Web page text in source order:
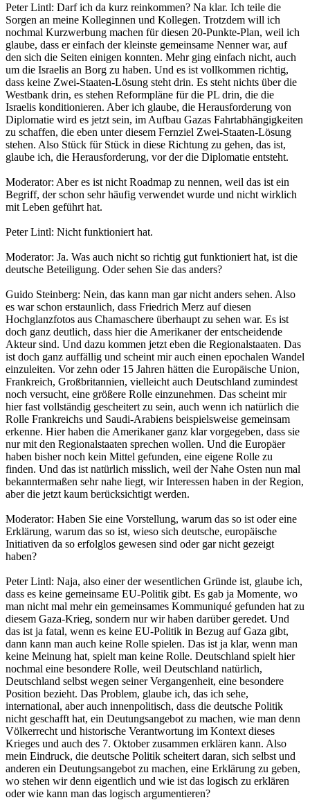
Peter Lintl: Darf ich da kurz reinkommen? Na klar. Ich teile die
Sorgen an meine Kolleginnen und Kollegen. Trotzdem will ich
nochmal Kurzwerbung machen für diesen 20-Punkte-Plan, weil ich
glaube, dass er einfach der kleinste gemeinsame Nenner war, auf
den sich die Seiten einigen konnten. Mehr ging einfach nicht, auch
um die Israelis an Borg zu haben. Und es ist vollkommen richtig,
dass keine Zwei-Staaten-Lösung steht drin. Es steht nichts über die
Westbank drin, es stehen Reformpläne für die PL drin, die die
Israelis konditionieren. Aber ich glaube, die Herausforderung von
Diplomatie wird es jetzt sein, im Aufbau Gazas Fahrtabhängigkeiten
zu schaffen, die eben unter diesem Fernziel Zwei-Staaten-Lösung
stehen. Also Stück für Stück in diese Richtung zu gehen, das ist,
glaube ich, die Herausforderung, vor der die Diplomatie entsteht.
Moderator: Aber es ist nicht Roadmap zu nennen, weil das ist ein
Begriff, der schon sehr häufig verwendet wurde und nicht wirklich
mit Leben geführt hat.
Peter Lintl: Nicht funktioniert hat.
Moderator: Ja. Was auch nicht so richtig gut funktioniert hat, ist die
deutsche Beteiligung. Oder sehen Sie das anders?
Guido Steinberg: Nein, das kann man gar nicht anders sehen. Also
es war schon erstaunlich, dass Friedrich Merz auf diesen
Hochglanzfotos aus Chamaschere überhaupt zu sehen war. Es ist
doch ganz deutlich, dass hier die Amerikaner der entscheidende
Akteur sind. Und dazu kommen jetzt eben die Regionalstaaten. Das
ist doch ganz auffällig und scheint mir auch einen epochalen Wandel
einzuleiten. Vor zehn oder 15 Jahren hätten die Europäische Union,
Frankreich, Großbritannien, vielleicht auch Deutschland zumindest
noch versucht, eine größere Rolle einzunehmen. Das scheint mir
hier fast vollständig gescheitert zu sein, auch wenn ich natürlich die
Rolle Frankreichs und Saudi-Arabiens beispielsweise gemeinsam
erkenne. Hier haben die Amerikaner ganz klar vorgegeben, dass sie
nur mit den Regionalstaaten sprechen wollen. Und die Europäer
haben bisher noch kein Mittel gefunden, eine eigene Rolle zu
finden. Und das ist natürlich misslich, weil der Nahe Osten nun mal
bekanntermaßen sehr nahe liegt, wir Interessen haben in der Region,
aber die jetzt kaum berücksichtigt werden.
Moderator: Haben Sie eine Vorstellung, warum das so ist oder eine
Erklärung, warum das so ist, wieso sich deutsche, europäische
Initiativen da so erfolglos gewesen sind oder gar nicht gezeigt
haben?
Peter Lintl: Naja, also einer der wesentlichen Gründe ist, glaube ich,
dass es keine gemeinsame EU-Politik gibt. Es gab ja Momente, wo
man nicht mal mehr ein gemeinsames Kommuniqué gefunden hat zu
diesem Gaza-Krieg, sondern nur wir haben darüber geredet. Und
das ist ja fatal, wenn es keine EU-Politik in Bezug auf Gaza gibt,
dann kann man auch keine Rolle spielen. Das ist ja klar, wenn man
keine Meinung hat, spielt man keine Rolle. Deutschland spielt hier
nochmal eine besondere Rolle, weil Deutschland natürlich,
Deutschland selbst wegen seiner Vergangenheit, eine besondere
Position bezieht. Das Problem, glaube ich, das ich sehe,
international, aber auch innenpolitisch, dass die deutsche Politik
nicht geschafft hat, ein Deutungsangebot zu machen, wie man denn
Völkerrecht und historische Verantwortung im Kontext dieses
Krieges und auch des 7. Oktober zusammen erklären kann. Also
mein Eindruck, die deutsche Politik scheitert daran, sich selbst und
anderen ein Deutungsangebot zu machen, eine Erklärung zu geben,
wo stehen wir denn eigentlich und wie ist das logisch zu erklären
oder wie kann man das logisch argumentieren?